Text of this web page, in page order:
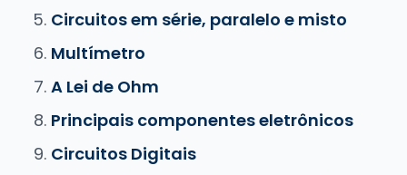
Circuitos em série, paralelo e misto
Multímetro
A Lei de Ohm
Principais componentes eletrônicos
Circuitos Digitais